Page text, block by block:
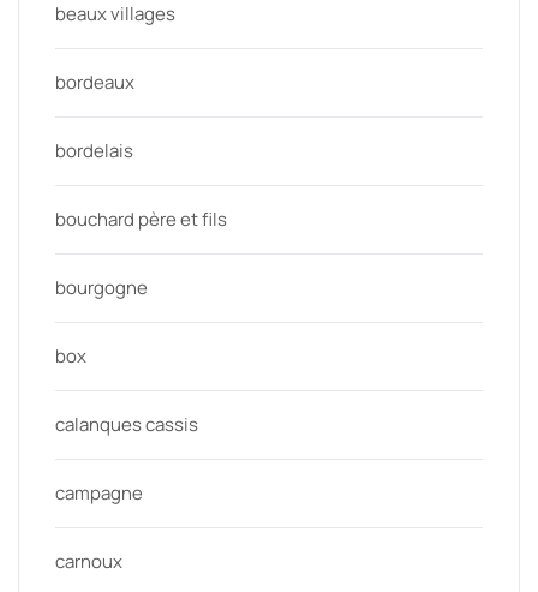
beaux villages
bordeaux
bordelais
bouchard père et fils
bourgogne
box
calanques cassis
campagne
carnoux